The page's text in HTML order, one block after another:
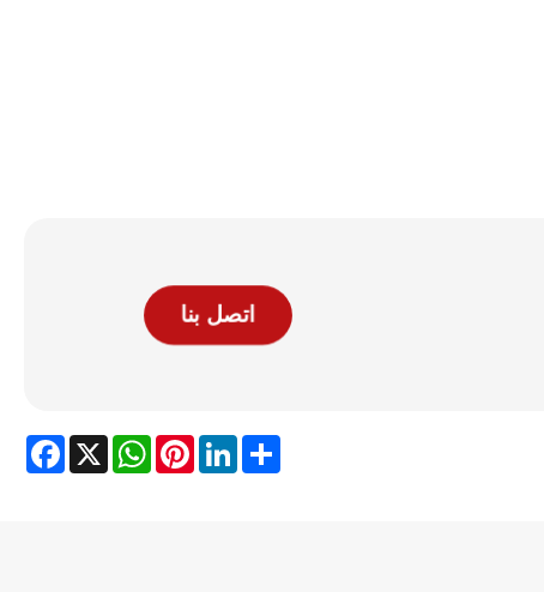
اتصل بنا
X
WhatsAppPinterestLinkedIn Share